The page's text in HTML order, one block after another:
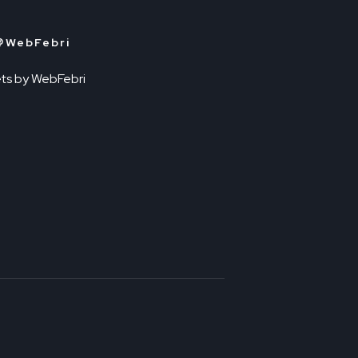
WebFebri
by WebFebri